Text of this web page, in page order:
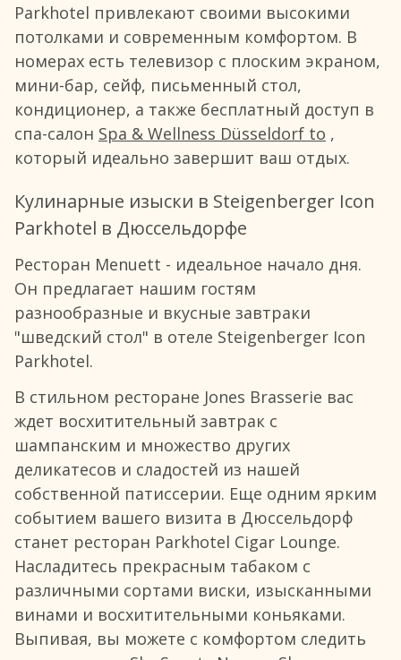
Parkhotel привлекают своими высокими
потолками и современным комфортом. В
номерах есть телевизор с плоским экраном,
мини-бар, сейф, письменный стол,
кондиционер, а также бесплатный доступ в
спа-салон Spa & Wellness Düsseldorf to ,
который идеально завершит ваш отдых.
Кулинарные изыски в Steigenberger Icon
Parkhotel в Дюссельдорфе
Ресторан Menuett - идеальное начало дня.
Он предлагает нашим гостям
разнообразные и вкусные завтраки
"шведский стол" в отеле Steigenberger Icon
Parkhotel.
В стильном ресторане Jones Brasserie вас
ждет восхитительный завтрак с
шампанским и множество других
деликатесов и сладостей из нашей
собственной патиссерии. Еще одним ярким
событием вашего визита в Дюссельдорф
станет ресторан Parkhotel Cigar Lounge.
Насладитесь прекрасным табаком с
различными сортами виски, изысканными
винами и восхитительными коньяками.
Выпивая, вы можете с комфортом следить